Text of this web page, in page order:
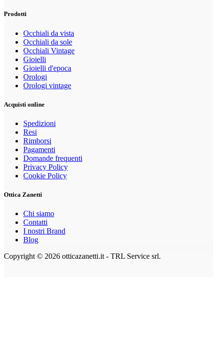
Prodotti
Occhiali da vista
Occhiali da sole
Occhiali Vintage
Gioielli
Gioielli d'epoca
Orologi
Orologi vintage
Acquisti online
Spedizioni
Resi
Rimborsi
Pagamenti
Domande frequenti
Privacy Policy
Cookie Policy
Ottica Zanetti
Chi siamo
Contatti
I nostri Brand
Blog
Copyright © 2026 otticazanetti.it - TRL Service srl.